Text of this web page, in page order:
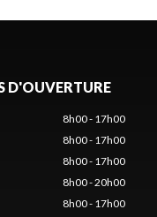
D'OUVERTURE
8h00 - 17h00
8h00 - 17h00
8h00 - 17h00
8h00 - 20h00
8h00 - 17h00